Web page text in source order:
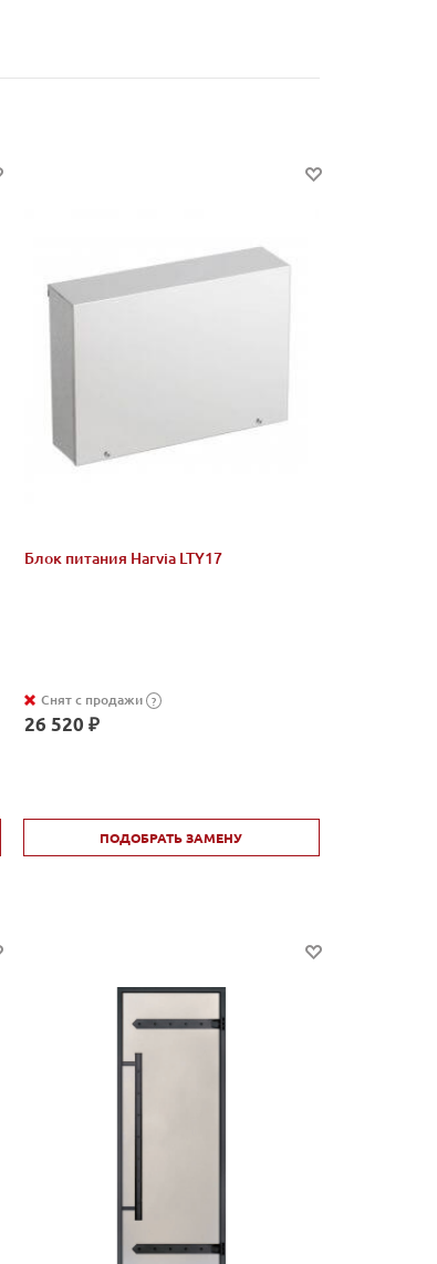
Блок питания Harvia LTY17
Снят с продажи ?
26 520 ₽
ПОДОБРАТЬ ЗАМЕНУ